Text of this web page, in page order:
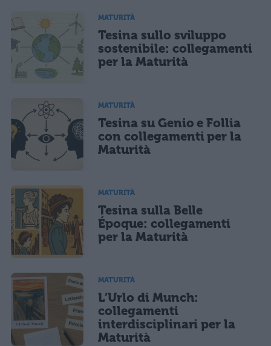
MATURITÀ
Tesina sullo sviluppo
sostenibile: collegamenti
per la Maturità
MATURITÀ
Tesina su Genio e Follia
con collegamenti per la
Maturità
MATURITÀ
Tesina sulla Belle
Époque: collegamenti
per la Maturità
MATURITÀ
L’Urlo di Munch:
collegamenti
interdisciplinari per la
Maturità